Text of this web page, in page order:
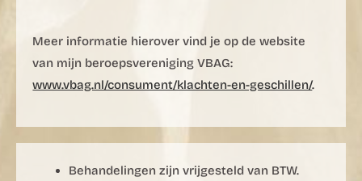
Meer informatie hierover vind je op de website
van mijn beroepsvereniging VBAG:
www.vbag.nl/consument/klachten-en-geschillen/.
Behandelingen zijn vrijgesteld van BTW.